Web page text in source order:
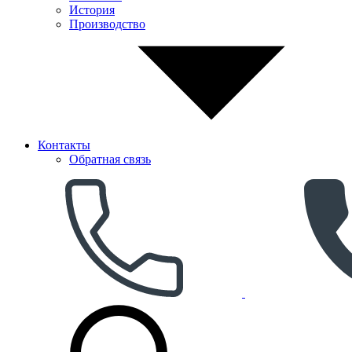
История
Производство
Контакты
Обратная связь